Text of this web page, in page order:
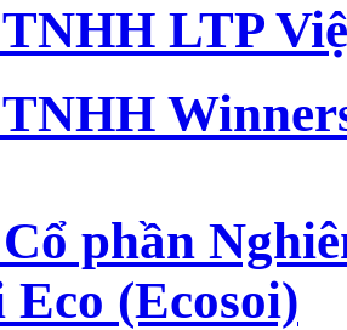
LTP
phần
(Ecosoi)